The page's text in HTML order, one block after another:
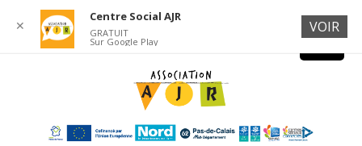
✕
Centre Social AJR
GRATUIT
Sur Google Play
VOIR